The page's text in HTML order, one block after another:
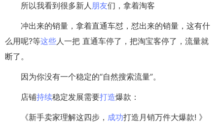
所以我看到很多新人 朋友们，拿着淘客
冲出来的销量，拿着直通车怼，怼出来的销量，这有什
么用呢?等这些人一把 直通车停了，把淘宝客停了，流量就
断了。
因为你没有一个稳定的“自然搜索流量”。
店铺持续稳定发展需要打造爆款：
《新手卖家理解这四步， 成功打造月销万件大爆款! 》